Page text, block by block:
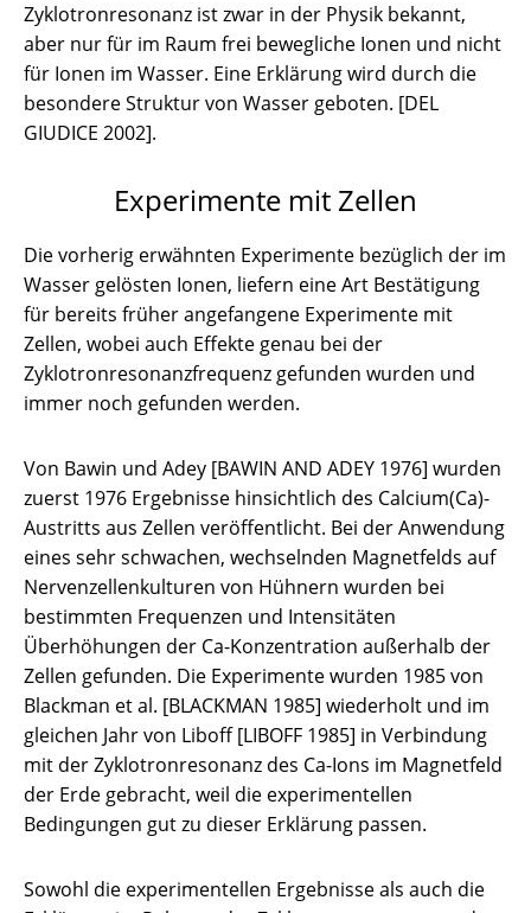
Zyklotronresonanz ist zwar in der Physik bekannt,
aber nur für im Raum frei bewegliche Ionen und nicht
für Ionen im Wasser. Eine Erklärung wird durch die
besondere Struktur von Wasser geboten. [DEL
GIUDICE 2002].
Experimente mit Zellen
Die vorherig erwähnten Experimente bezüglich der im
Wasser gelösten Ionen, liefern eine Art Bestätigung
für bereits früher angefangene Experimente mit
Zellen, wobei auch Effekte genau bei der
Zyklotronresonanzfrequenz gefunden wurden und
immer noch gefunden werden.
Von Bawin und Adey [BAWIN AND ADEY 1976] wurden
zuerst 1976 Ergebnisse hinsichtlich des Calcium(Ca)-
Austritts aus Zellen veröffentlicht. Bei der Anwendung
eines sehr schwachen, wechselnden Magnetfelds auf
Nervenzellenkulturen von Hühnern wurden bei
bestimmten Frequenzen und Intensitäten
Überhöhungen der Ca-Konzentration außerhalb der
Zellen gefunden. Die Experimente wurden 1985 von
Blackman et al. [BLACKMAN 1985] wiederholt und im
gleichen Jahr von Liboff [LIBOFF 1985] in Verbindung
mit der Zyklotronresonanz des Ca-Ions im Magnetfeld
der Erde gebracht, weil die experimentellen
Bedingungen gut zu dieser Erklärung passen.
Sowohl die experimentellen Ergebnisse als auch die